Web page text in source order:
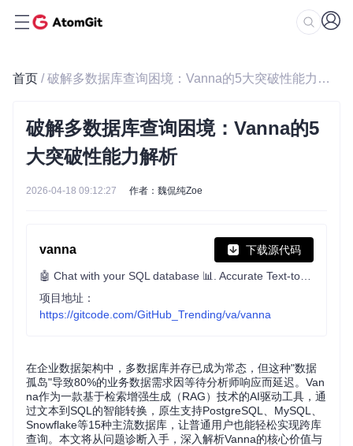
首页 / 破解多数据库查询困境：Vanna的5大突破性能力解析
破解多数据库查询困境：Vanna的5
大突破性能力解析
2026-04-18 09:12:27 作者：魏侃纯Zoe
vanna 下载源代码
项目地址：
https://gitcode.com/GitHub_Trending/va/vanna
在企业数据架构中，多数据库并存已成为常态，但这种"数据
孤岛"导致80%的业务数据需求因等待分析师响应而延迟。Van
na作为一款基于检索增强生成（RAG）技术的AI驱动工具，通
过文本到SQL的智能转换，原生支持PostgreSQL、MySQL、
Snowflake等15种主流数据库，让普通用户也能轻松实现跨库
查询。本文将从问题诊断入手，深入解析Vanna的核心价值与